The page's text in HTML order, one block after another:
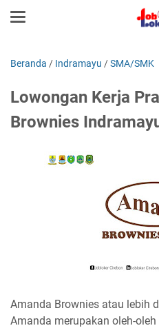
Beranda / Indramayu /SMA/SMK
Lowongan Kerja
Brownies
Amanda Brownies atau lebih
Amanda merupakan oleh-